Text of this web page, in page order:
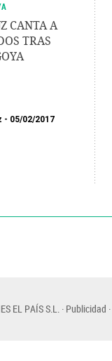
CANTA A
TRAS
05/02/2017
EL PAÍS S.L. Publicidad